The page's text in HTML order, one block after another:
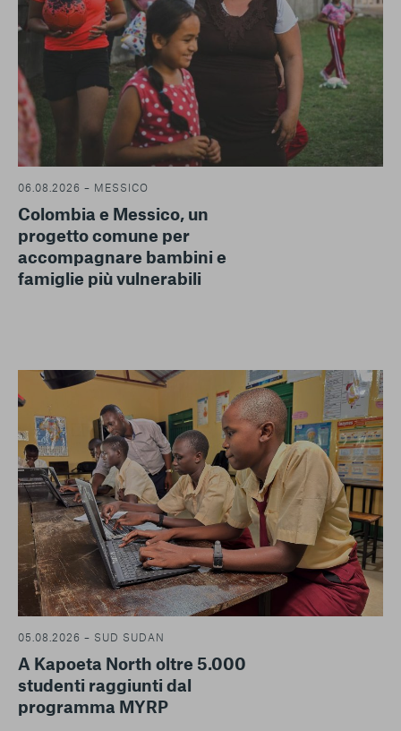
06.08.2026 – MESSICO
Colombia e Messico, un
progetto comune per
accompagnare bambini e
famiglie più vulnerabili
05.08.2026 – SUD SUDAN
A Kapoeta North oltre 5.000
studenti raggiunti dal
programma MYRP